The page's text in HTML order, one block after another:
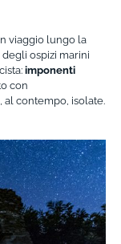
viaggio lungo la
degli ospizi marini
imponenti
con
al contempo, isolate.